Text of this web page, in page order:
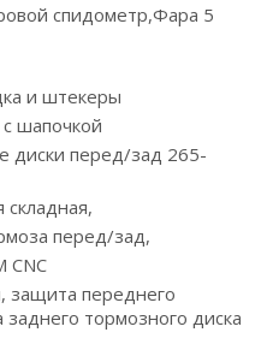
спидометр,Фара 5
и штекеры
шапочкой
диски перед/зад 265-
перед/зад,
CNC
защита переднего
тормозного диска